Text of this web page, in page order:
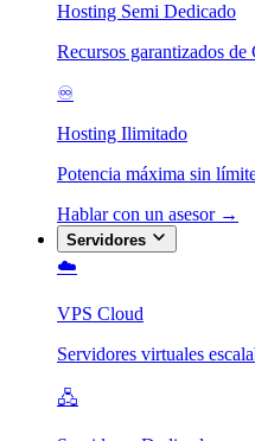
Hosting Semi Dedicado
Recursos garantizados
♾️
Hosting Ilimitado
Potencia máxima sin
Hablar con un asesor →
Servidores
☁️
VPS Cloud
Servidores virtuales
🖧